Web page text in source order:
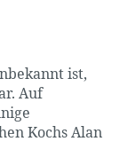
ist,
Auf
Kochs Alan